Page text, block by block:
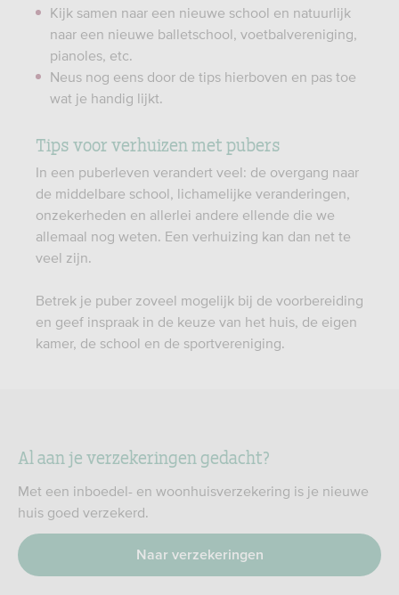
Kijk samen naar een nieuwe school en natuurlijk
naar een nieuwe balletschool, voetbalvereniging,
pianoles, etc.
Neus nog eens door de tips hierboven en pas toe
wat je handig lijkt.
Tips voor verhuizen met pubers
In een puberleven verandert veel: de overgang naar
de middelbare school, lichamelijke veranderingen,
onzekerheden en allerlei andere ellende die we
allemaal nog weten. Een verhuizing kan dan net te
veel zijn.
Betrek je puber zoveel mogelijk bij de voorbereiding
en geef inspraak in de keuze van het huis, de eigen
kamer, de school en de sportvereniging.
Al aan je verzekeringen gedacht?
Met een inboedel- en woonhuisverzekering is je nieuwe
huis goed verzekerd.
Naar verzekeringen